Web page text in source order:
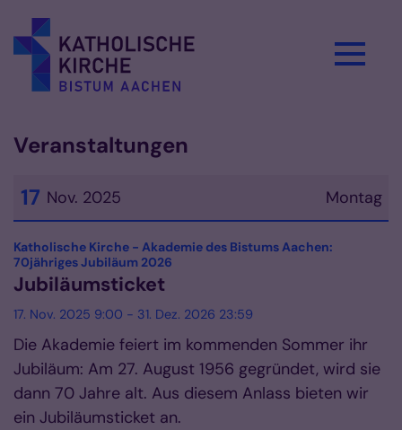
Veranstaltungen
Montag
17 Nov. 2025
Datum: 17. November 2025
Katholische Kirche - Akademie des Bistums Aachen:
70jähriges Jubiläum 2026
Jubiläumsticket
17. Nov. 2025 9:00 - 31. Dez. 2026 23:59
Die Akademie feiert im kommenden Sommer ihr
Jubiläum: Am 27. August 1956 gegründet, wird sie
dann 70 Jahre alt. Aus diesem Anlass bieten wir
ein Jubiläumsticket an.